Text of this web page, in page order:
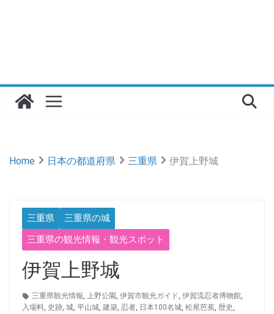
Home 日本の都道府県 三重県 伊賀上野城
三重県
三重県の城
三重県の観光情報・観光スポット
伊賀上野城
三重県観光情報, 上野公園, 伊賀市観光ガイド, 伊賀流忍者博物館,
入場料, 史跡, 城, 平山城, 建築, 忍者, 日本100名城, 松尾芭蕉, 歴史,